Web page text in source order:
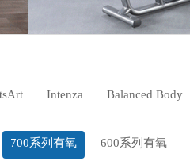
Intenza Balanced Body
700系列有氧 600系列有氧